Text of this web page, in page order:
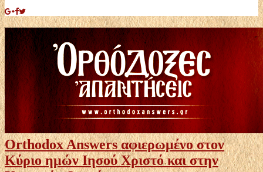
Orthodox Answers αφιερωμένο στον
Κύριο ημών Ιησού Χριστό και στην